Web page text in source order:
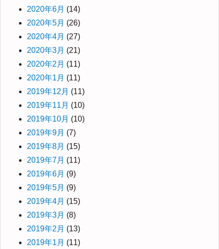
2020年6月 (14)
2020年5月 (26)
2020年4月 (27)
2020年3月 (21)
2020年2月 (11)
2020年1月 (11)
2019年12月 (11)
2019年11月 (10)
2019年10月 (10)
2019年9月 (7)
2019年8月 (15)
2019年7月 (11)
2019年6月 (9)
2019年5月 (9)
2019年4月 (15)
2019年3月 (8)
2019年2月 (13)
2019年1月 (11)